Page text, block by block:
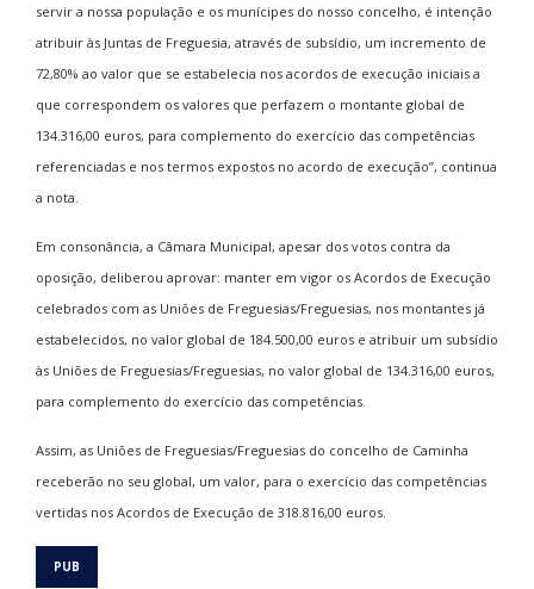
servir a nossa população e os munícipes do nosso concelho, é intenção
atribuir às Juntas de Freguesia, através de subsídio, um incremento de
72,80% ao valor que se estabelecia nos acordos de execução iniciais a
que correspondem os valores que perfazem o montante global de
134.316,00 euros, para complemento do exercício das competências
referenciadas e nos termos expostos no acordo de execução”, continua
a nota.
Em consonância, a Câmara Municipal, apesar dos votos contra da
oposição, deliberou aprovar: manter em vigor os Acordos de Execução
celebrados com as Uniões de Freguesias/Freguesias, nos montantes já
estabelecidos, no valor global de 184.500,00 euros e atribuir um subsídio
às Uniões de Freguesias/Freguesias, no valor global de 134.316,00 euros,
para complemento do exercício das competências.
Assim, as Uniões de Freguesias/Freguesias do concelho de Caminha
receberão no seu global, um valor, para o exercício das competências
vertidas nos Acordos de Execução de 318.816,00 euros.